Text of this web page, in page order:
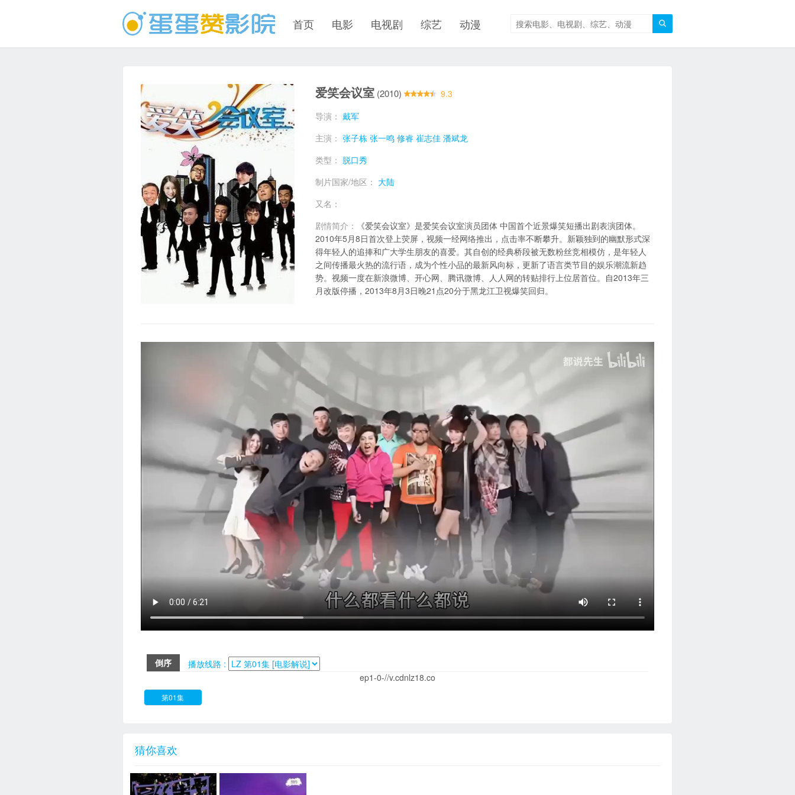

首页 电影 电视剧 综艺 动漫
爱笑会议室 (2010)
9.3
导演： 戴军
主演： 张子栋 张一鸣 修睿 崔志佳 潘斌龙
类型： 脱口秀
制片国家/地区： 大陆
又名：
剧情简介：
《爱笑会议室》是爱笑会议室演员团体 中国首个近景爆笑短播出剧表演团体。
2010年5月8日首次登上荧屏，视频一经网络推出，点击率不断攀升。新颖独到的幽默形式深
得年轻人的追捧和广大学生朋友的喜爱。其自创的经典桥段被无数粉丝竞相模仿，是年轻人
之间传播最火热的流行语，成为个性小品的最新风向标，更新了语言类节目的娱乐潮流新趋
势。视频一度在新浪微博、开心网、腾讯微博、人人网的转贴排行上位居首位。自2013年三
月改版停播，2013年8月3日晚21点20分于黑龙江卫视爆笑回归。
倒序
播放线路 :
ep1-0-//v.cdnlz18.co
第01集
猜你喜欢